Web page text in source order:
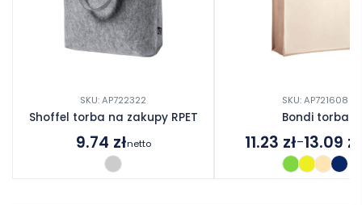
SKU: AP722322
Shoffel torba na zakupy RPET
9.74 złnetto
SKU: AP721608
Bondi torba
11.23 zł–13.09 zł